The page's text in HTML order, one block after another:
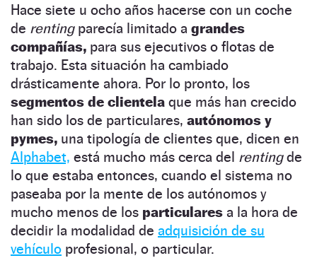
Hace siete u ocho años hacerse con un coche
de rentingparecía limitado a grandes
compañías, para sus ejecutivos o flotas de
trabajo. Esta situación ha cambiado
drásticamente ahora. Por lo pronto, los
segmentos de clientela que más han crecido
han sido los de particulares, autónomos y
pymes, una tipología de clientes que, dicen en
Alphabet, está mucho más cerca del rentingde
lo que estaba entonces, cuando el sistema no
paseaba por la mente de los autónomos y
mucho menos de los particulares a la hora de
decidir la modalidad de adquisición de su
vehículo profesional, o particular.